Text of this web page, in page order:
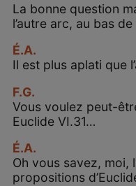
La bonne question
l’autre arc, au bas de
É.A.
Il est plus aplati que
F.G.
Vous voulez peut-
Euclide VI.31…
É.A.
Oh vous savez, moi,
propositions